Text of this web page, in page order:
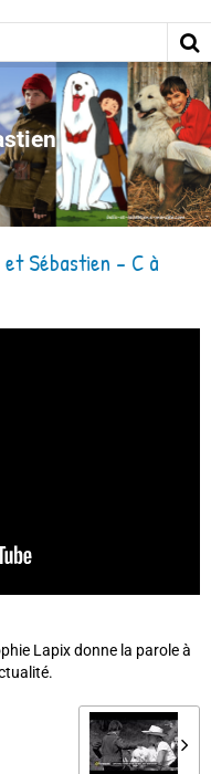
Sébastien - C à
Lapix donne la parole à